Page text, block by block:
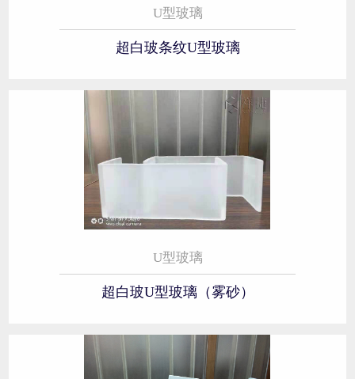
U型玻璃
超白玻条纹U型玻璃
U型玻璃
超白玻U型玻璃（雾砂）